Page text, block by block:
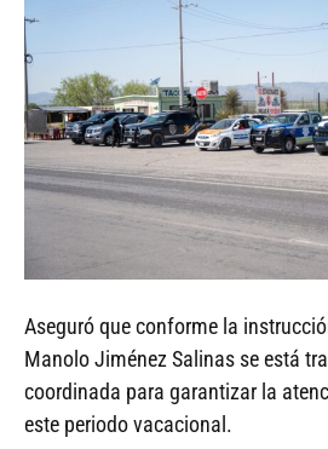
Aseguró que conforme la
Manolo Jiménez Salinas se está
coordinada para garantizar la
este periodo vacacional.